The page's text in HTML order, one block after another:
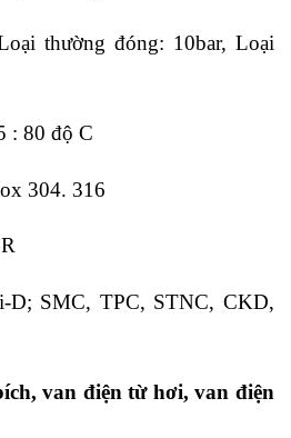
thường đóng: 10bar, Loại
: 80 độ C
304. 316
D; SMC, TPC, STNC, CKD,
van điện từ hơi, van điện